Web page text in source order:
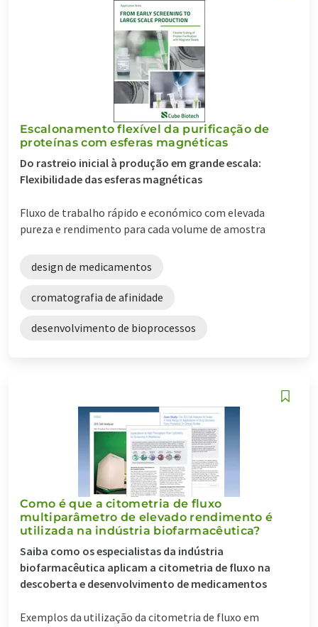
Escalonamento flexível da purificação de
proteínas com esferas magnéticas
Do rastreio inicial à produção em grande escala:
Flexibilidade das esferas magnéticas
Fluxo de trabalho rápido e económico com elevada
pureza e rendimento para cada volume de amostra
design de medicamentos
cromatografia de afinidade
desenvolvimento de bioprocessos
Como é que a citometria de fluxo
multiparâmetro de elevado rendimento é
utilizada na indústria biofarmacêutica?
Saiba como os especialistas da indústria
biofarmacêutica aplicam a citometria de fluxo na
descoberta e desenvolvimento de medicamentos
Exemplos da utilização da citometria de fluxo em